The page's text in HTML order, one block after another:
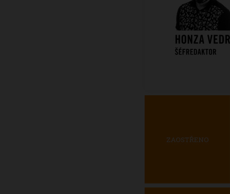
ZAOSTŘENO